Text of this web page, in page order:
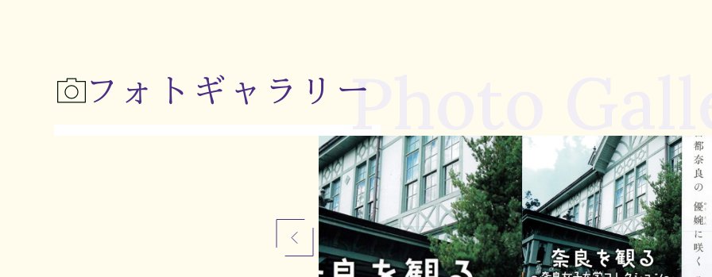
フォトギャラリーPhoto